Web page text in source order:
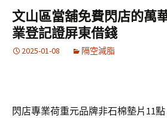
容
文山區當舖免費閃店的萬
業登記證屏東借錢
2025-01-08 隔空減脂
閃店專業荷重元品牌非石棉墊片11點